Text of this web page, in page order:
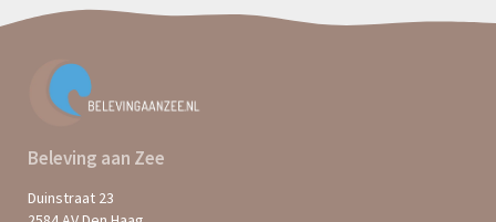
Beleving aan Zee
Duinstraat 23